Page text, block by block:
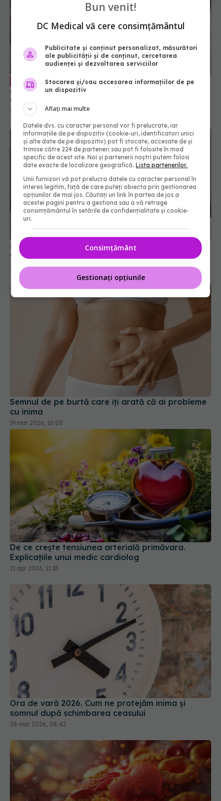
EXCLUSIV Boala cardiacă gravă care poate
apărea chiar de la naștere. Prof. dr. Victor
Costache: Tablou clinic complex: nou-născut cu
stenoză aortică
06 feb 2026, 14:11
Sforăitul, semnal de alarmă pentru accidentul
vascular și insuficiența cardiacă
16 mai 2026, 21:24
Semnul de pe burtă care îți arată că ai probleme
cu inima
19 mar 2026, 10:03
De ce crește tensiunea arterială primăvara.
Explicațiile unui medic cardiolog
21 apr 2026, 11:35
Ora de vară 2026. Cum ne protejăm inima și
somnul după schimbarea ceasului
28 mar 2026, 08:42
Bun venit!
DC Medical vă cere consimțământul
Publicitate și conținut personalizat, măsurători
ale publicității și de conținut, cercetarea
audienței și dezvoltarea serviciilor
Stocarea și/sau accesarea informațiilor de pe
un dispozitiv
Aflați mai multe
Datele dvs. cu caracter personal vor fi prelucrate, iar
informațiile de pe dispozitiv (cookie-uri, identificatori unici
și alte date de pe dispozitiv) pot fi stocate, accesate de și
trimise către 224 de parteneri sau pot fi folosite în mod
specific de acest site. Noi și partenerii noștri putem folosi
date exacte de localizare geografică.Lista partenerilor.
Unii furnizori vă pot prelucra datele cu caracter personal în
interes legitim, față de care puteți obiecta prin gestionarea
opțiunilor de mai jos. Căutați un link în partea de jos a
acestei pagini pentru a gestiona sau a vă retrage
consimțământul în setările de confidențialitate și cookie-
uri.
Consimțământ
Gestionați opțiunile